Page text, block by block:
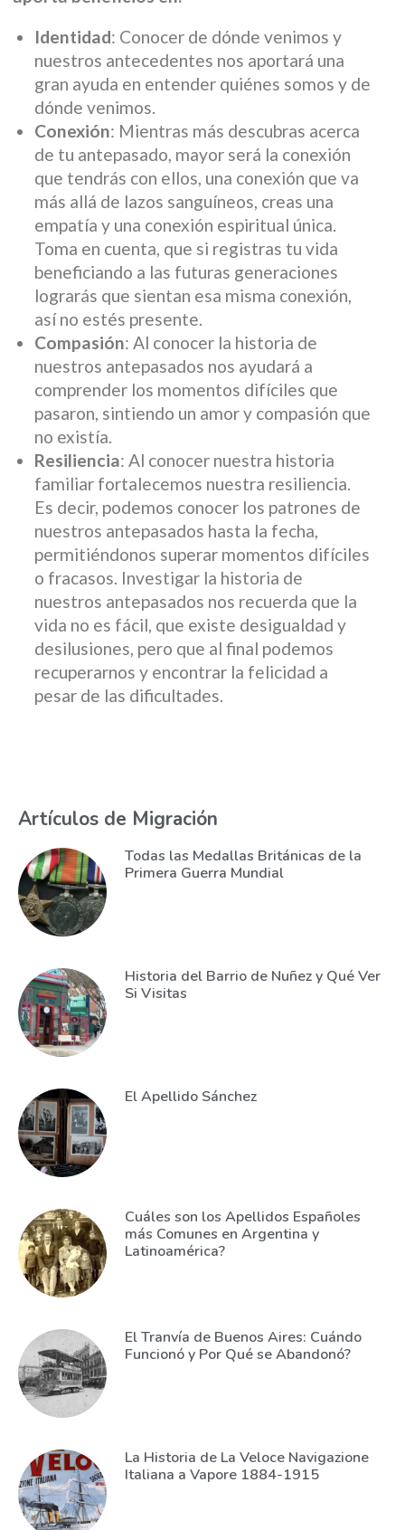
Identidad: Conocer de dónde venimos y
nuestros antecedentes nos aportará una
gran ayuda en entender quiénes somos y de
dónde venimos.
Conexión: Mientras más descubras acerca
de tu antepasado, mayor será la conexión
que tendrás con ellos, una conexión que va
más allá de lazos sanguíneos, creas una
empatía y una conexión espiritual única.
Toma en cuenta, que si registras tu vida
beneficiando a las futuras generaciones
lograrás que sientan esa misma conexión,
así no estés presente.
Compasión: Al conocer la historia de
nuestros antepasados nos ayudará a
comprender los momentos difíciles que
pasaron, sintiendo un amor y compasión que
no existía.
Resiliencia: Al conocer nuestra historia
familiar fortalecemos nuestra resiliencia.
Es decir, podemos conocer los patrones de
nuestros antepasados hasta la fecha,
permitiéndonos superar momentos difíciles
o fracasos. Investigar la historia de
nuestros antepasados nos recuerda que la
vida no es fácil, que existe desigualdad y
desilusiones, pero que al final podemos
recuperarnos y encontrar la felicidad a
pesar de las dificultades.
Artículos de Migración
Todas las Medallas Británicas de la
Primera Guerra Mundial
Historia del Barrio de Nuñez y Qué Ver
Si Visitas
El Apellido Sánchez
Cuáles son los Apellidos Españoles
más Comunes en Argentina y
Latinoamérica?
El Tranvía de Buenos Aires: Cuándo
Funcionó y Por Qué se Abandonó?
La Historia de La Veloce Navigazione
Italiana a Vapore 1884-1915